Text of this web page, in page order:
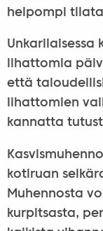
helpompi
Unkarilaisessa
lihattomia
että
lihattomien
kannatta
kotiruan
Muhennosta
kurpitsasta,